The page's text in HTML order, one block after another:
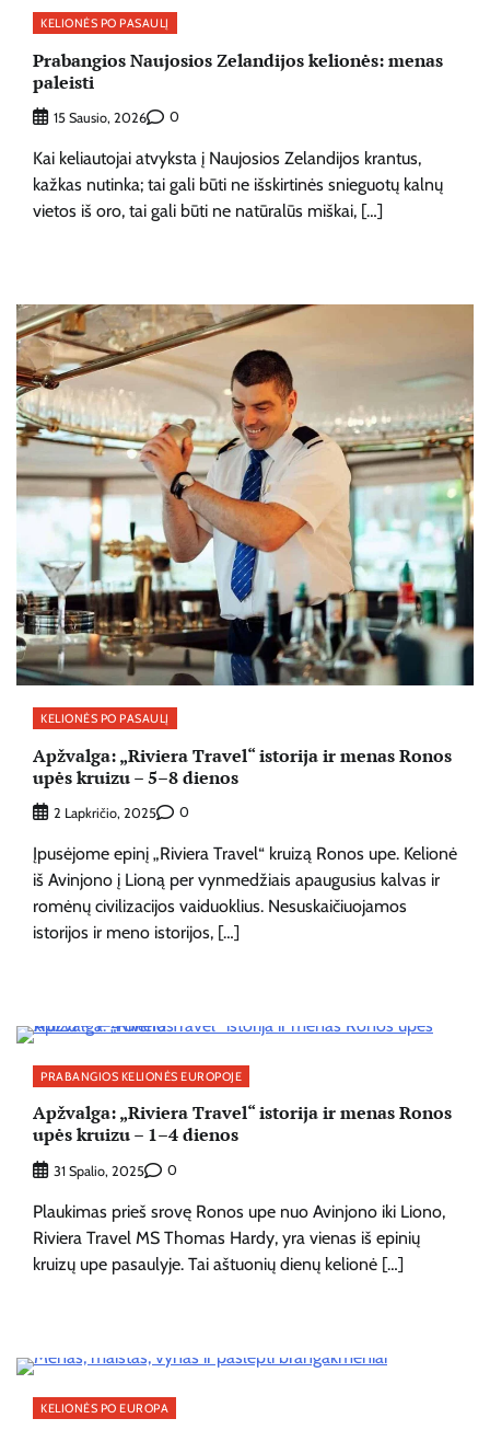
KELIONĖS PO PASAULĮ
Prabangios Naujosios Zelandijos kelionės: menas
paleisti
15 Sausio, 2026 0
Kai keliautojai atvyksta į Naujosios Zelandijos krantus,
kažkas nutinka; tai gali būti ne išskirtinės snieguotų kalnų
vietos iš oro, tai gali būti ne natūralūs miškai, […]
KELIONĖS PO PASAULĮ
Apžvalga: „Riviera Travel“ istorija ir menas Ronos
upės kruizu – 5–8 dienos
2 Lapkričio, 2025 0
Įpusėjome epinį „Riviera Travel“ kruizą Ronos upe. Kelionė
iš Avinjono į Lioną per vynmedžiais apaugusius kalvas ir
romėnų civilizacijos vaiduoklius. Nesuskaičiuojamos
istorijos ir meno istorijos, […]
PRABANGIOS KELIONĖS EUROPOJE
Apžvalga: „Riviera Travel“ istorija ir menas Ronos
upės kruizu – 1–4 dienos
31 Spalio, 2025 0
Plaukimas prieš srovę Ronos upe nuo Avinjono iki Liono,
Riviera Travel MS Thomas Hardy, yra vienas iš epinių
kruizų upe pasaulyje. Tai aštuonių dienų kelionė […]
KELIONĖS PO EUROPA